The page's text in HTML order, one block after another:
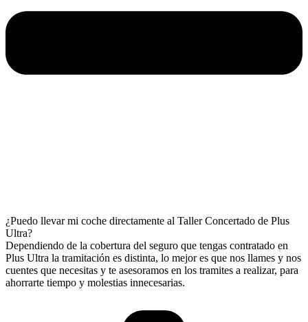
¿Puedo llevar mi coche directamente al Taller Concertado de Plus
Ultra?
Dependiendo de la cobertura del seguro que tengas contratado en
Plus Ultra la tramitación es distinta, lo mejor es que nos llames y nos
cuentes que necesitas y te asesoramos en los tramites a realizar, para
ahorrarte tiempo y molestias innecesarias.